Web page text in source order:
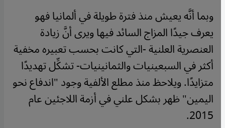
وبما أنَّه يعيش منذ فترة طويلة في ألمانيا فهو
يعرف جيدًا المزاج السائد فيها ويرى أنَّ زيادة
العنصرية العلنية -التي كانت بحسب تعبيره مخفية
أكثر في السبعينيات والثمانينيات- تشكِّل تهديدًا
متزايدًا. ويلاحظ منذ مطلع الألفية وجود "اندفاع نحو
اليمين" ظهر بشكل علني في أزمة اللاجئين عام
2015.